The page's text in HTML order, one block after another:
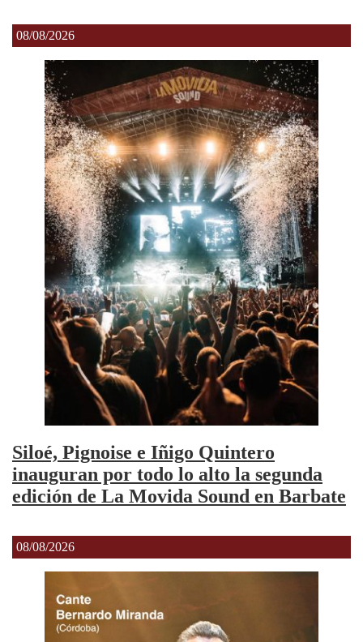
08/08/2026
Siloé, Pignoise e Iñigo Quintero
inauguran por todo lo alto la segunda
edición de La Movida Sound en Barbate
08/08/2026